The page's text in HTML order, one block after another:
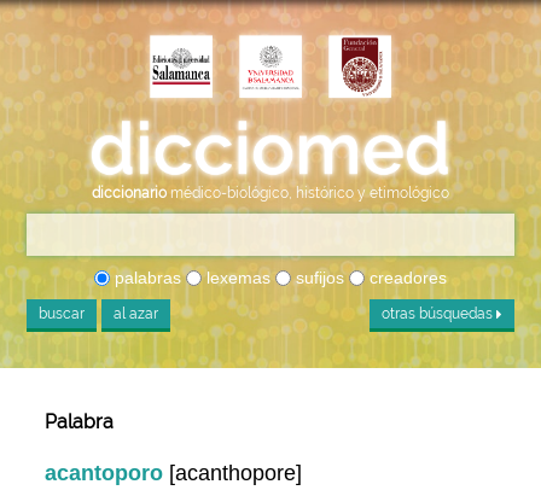
diccionario médico-biológico, histórico y etimológico
palabras lexemas sufijos creadores
buscar al azar otras búsquedas
Palabra
acantoporo [acanthopore]